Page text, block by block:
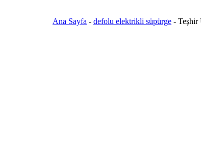
Ana Sayfa - defolu elektrikli süpürge - Teşhir